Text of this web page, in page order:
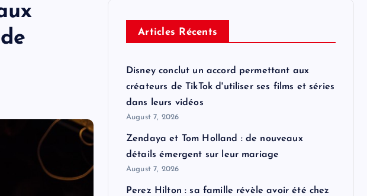
Articles Récents
Disney conclut un accord permettant aux
créateurs de TikTok d'utiliser ses films et séries
dans leurs vidéos
August 7, 2026
Zendaya et Tom Holland : de nouveaux
détails émergent sur leur mariage
August 7, 2026
Perez Hilton : sa famille révèle avoir été chez